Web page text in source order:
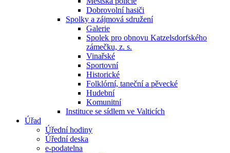
Dobrovolní hasiči
Spolky a zájmová sdružení
Galerie
Spolek pro obnovu Katzelsdorfského
zámečku, z. s.
Vinařské
Sportovní
Historické
Folklórní, taneční a pěvecké
Hudební
Komunitní
Instituce se sídlem ve Valticích
Úřad
Úřední hodiny
Úřední deska
e-podatelna